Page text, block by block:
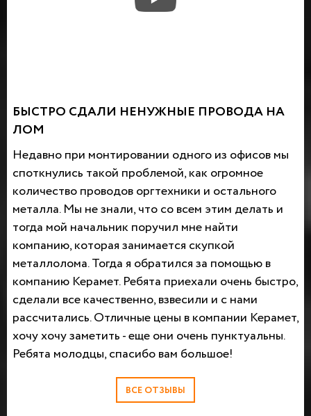
БЫСТРО СДАЛИ НЕНУЖНЫЕ ПРОВОДА НА
ЛОМ
Недавно при монтировании одного из офисов мы
споткнулись такой проблемой, как огромное
количество проводов оргтехники и остального
металла. Мы не знали, что со всем этим делать и
тогда мой начальник поручил мне найти
компанию, которая занимается скупкой
металлолома. Тогда я обратился за помощью в
компанию Керамет. Ребята приехали очень быстро,
сделали все качественно, взвесили и с нами
рассчитались. Отличные цены в компании Керамет,
хочу хочу заметить - еще они очень пунктуальны.
Ребята молодцы, спасибо вам большое!
ВСЕ ОТЗЫВЫ